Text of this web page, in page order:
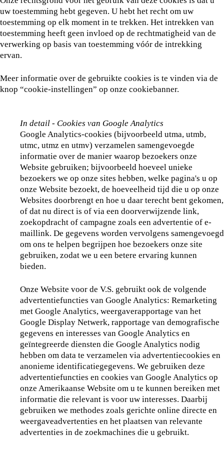
uw toestemming hebt gegeven. U hebt het recht om uw
toestemming op elk moment in te trekken. Het intrekken van
toestemming heeft geen invloed op de rechtmatigheid van de
verwerking op basis van toestemming vóór de intrekking
ervan.
Meer informatie over de gebruikte cookies is te vinden via de
knop “cookie-instellingen” op onze cookiebanner.
In detail - Cookies van Google Analytics
Google Analytics-cookies (bijvoorbeeld utma, utmb,
utmc, utmz en utmv) verzamelen samengevoegde
informatie over de manier waarop bezoekers onze
Website gebruiken; bijvoorbeeld hoeveel unieke
bezoekers we op onze sites hebben, welke pagina's u op
onze Website bezoekt, de hoeveelheid tijd die u op onze
Websites doorbrengt en hoe u daar terecht bent gekomen,
of dat nu direct is of via een doorverwijzende link,
zoekopdracht of campagne zoals een advertentie of e-
maillink. De gegevens worden vervolgens samengevoegd
om ons te helpen begrijpen hoe bezoekers onze site
gebruiken, zodat we u een betere ervaring kunnen
bieden.
Onze Website voor de V.S. gebruikt ook de volgende
advertentiefuncties van Google Analytics: Remarketing
met Google Analytics, weergaverapportage van het
Google Display Netwerk, rapportage van demografische
gegevens en interesses van Google Analytics en
geïntegreerde diensten die Google Analytics nodig
hebben om data te verzamelen via advertentiecookies en
anonieme identificatiegegevens. We gebruiken deze
advertentiefuncties en cookies van Google Analytics op
onze Amerikaanse Website om u te kunnen bereiken met
informatie die relevant is voor uw interesses. Daarbij
gebruiken we methodes zoals gerichte online directe en
weergaveadvertenties en het plaatsen van relevante
advertenties in de zoekmachines die u gebruikt.